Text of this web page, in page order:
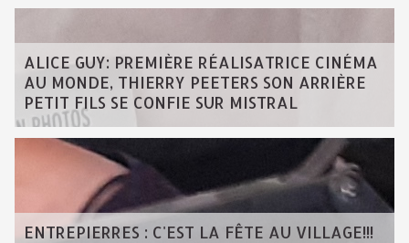
ALICE GUY: PREMIÈRE RÉALISATRICE CINÉMA
AU MONDE, THIERRY PEETERS SON ARRIÈRE
PETIT FILS SE CONFIE SUR MISTRAL
ENTREPIERRES : C'EST LA FÊTE AU VILLAGE!!!